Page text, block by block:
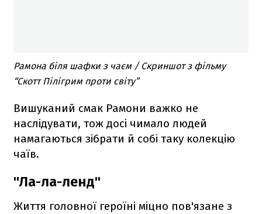
Рамона біля шафки з чаєм / Скриншот з фільму
“Скотт Пілігрим проти світу”
Вишуканий смак Рамони важко не
наслідувати, тож досі чимало людей
намагаються зібрати й собі таку колекцію
чаїв.
"Ла-ла-ленд"
Життя головної героїні міцно пов'язане з